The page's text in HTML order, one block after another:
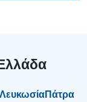
ΛευκωσίαΠάτρα